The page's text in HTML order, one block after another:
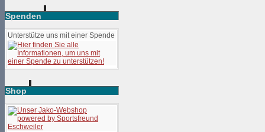
Spenden
Unterstütze uns mit einer Spende
Shop